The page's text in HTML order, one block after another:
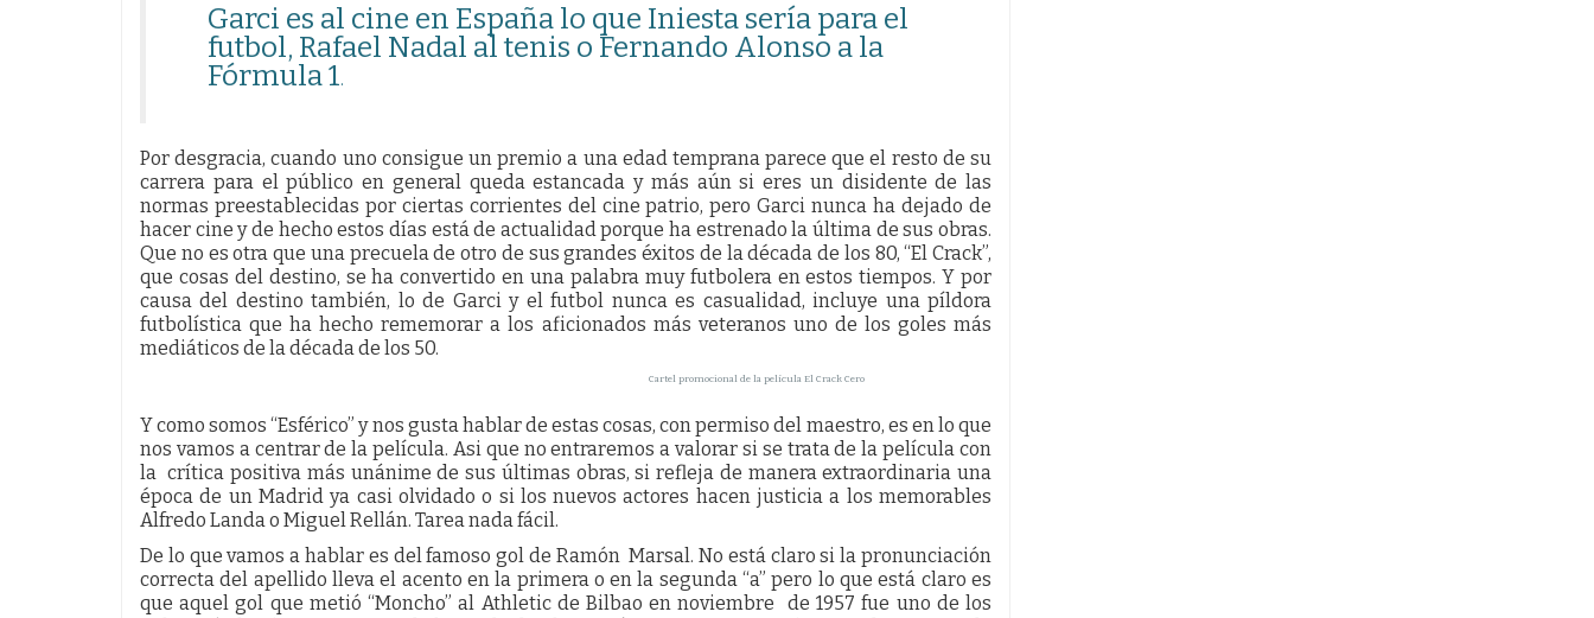
Garci es al cine en España lo que Iniesta sería para el
futbol, Rafael Nadal al tenis o Fernando Alonso a la
Fórmula 1.
Por desgracia, cuando uno consigue un premio a una edad temprana parece que el resto de su
carrera para el público en general queda estancada y más aún si eres un disidente de las
normas preestablecidas por ciertas corrientes del cine patrio, pero Garci nunca ha dejado de
hacer cine y de hecho estos días está de actualidad porque ha estrenado la última de sus obras.
Que no es otra que una precuela de otro de sus grandes éxitos de la década de los 80, “El Crack”,
que cosas del destino, se ha convertido en una palabra muy futbolera en estos tiempos. Y por
causa del destino también, lo de Garci y el futbol nunca es casualidad, incluye una píldora
futbolística que ha hecho rememorar a los aficionados más veteranos uno de los goles más
mediáticos de la década de los 50.
Cartel promocional de la película El Crack Cero
Y como somos “Esférico” y nos gusta hablar de estas cosas, con permiso del maestro, es en lo que
nos vamos a centrar de la película. Asi que no entraremos a valorar si se trata de la película con
la crítica positiva más unánime de sus últimas obras, si refleja de manera extraordinaria una
época de un Madrid ya casi olvidado o si los nuevos actores hacen justicia a los memorables
Alfredo Landa o Miguel Rellán. Tarea nada fácil.
De lo que vamos a hablar es del famoso gol de Ramón Marsal. No está claro si la pronunciación
correcta del apellido lleva el acento en la primera o en la segunda “a” pero lo que está claro es
que aquel gol que metió “Moncho” al Athletic de Bilbao en noviembre de 1957 fue uno de los